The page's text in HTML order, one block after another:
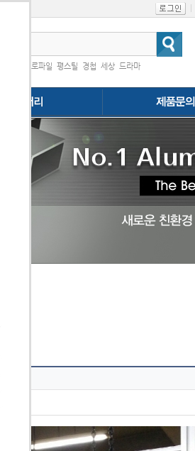
프로파일 평스틸 경첩 세상 드라마